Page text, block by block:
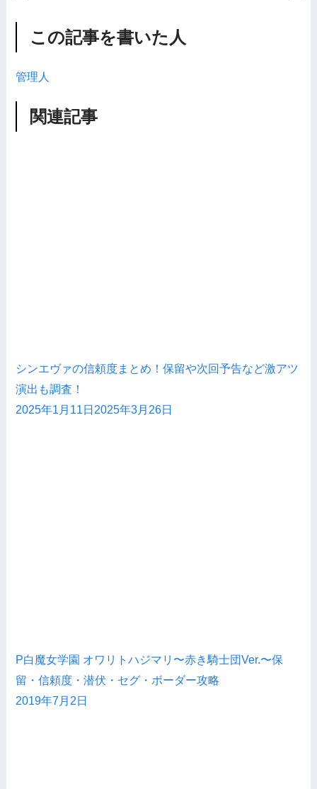
この記事を書いた人
管理人
関連記事
シンエヴァの信頼度まとめ！保留や次回予告など激アツ
演出も調査！
2025年1月11日 2025年3月26日
P白魔女学園 オワリトハジマリ〜赤き騎士団Ver.〜保
留・信頼度・潜伏・セグ・ボーダー攻略
2019年7月2日